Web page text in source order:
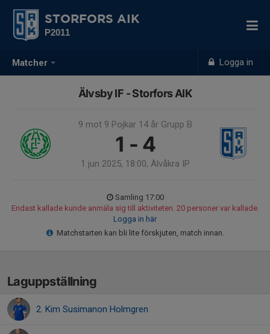
Matcher Logga in
STORFORS AIK
P2011
Älvsby IF - Storfors AIK
9 mot 9 Pojkar 14 år Grupp B
1 - 4
1 jun 2025, 18:00, Älvåkra IP
Samling 17:00
Endast kallade kunde anmäla sig till aktiviteten. 20 personer var kallade.
Logga in här
Matchstarten kan bli lite förskjuten, match innan.
Laguppställning
2. Kim Susimanon Holmgren